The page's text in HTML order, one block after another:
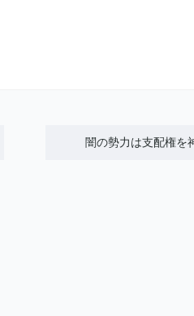
闇の勢力は支配権を